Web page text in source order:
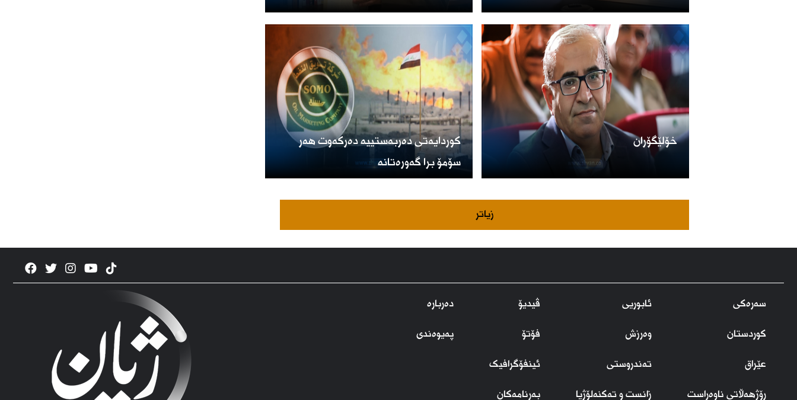
خۆلێگۆران
کوردایەتی دەربەستییە دەرکەوت هەر
سۆمۆ برا گەورەتانە
زیاتر
سەرەکی
کوردستان
عێراق
ڕۆژهەڵاتی ناوەڕاست
ئابوریی
وەرزش
تەندروستی
زانست و تەکنەلۆژیا
ڤیدیۆ
فۆتۆ
ئینفۆگرافیک
بەرنامەکان
دەربارە
پەیوەندی